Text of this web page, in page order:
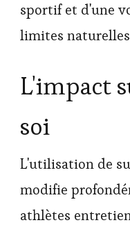
sportif et d'une
limites
L'impact
soi
L'utilisation de
modifie
athlètes